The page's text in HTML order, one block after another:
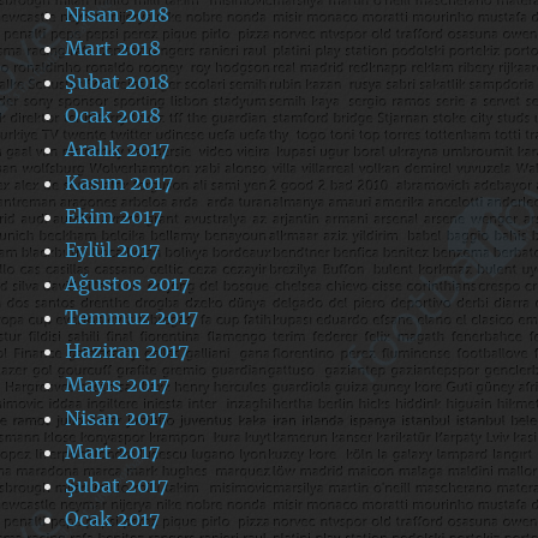
Nisan 2018
Mart 2018
Şubat 2018
Ocak 2018
Aralık 2017
Kasım 2017
Ekim 2017
Eylül 2017
Ağustos 2017
Temmuz 2017
Haziran 2017
Mayıs 2017
Nisan 2017
Mart 2017
Şubat 2017
Ocak 2017